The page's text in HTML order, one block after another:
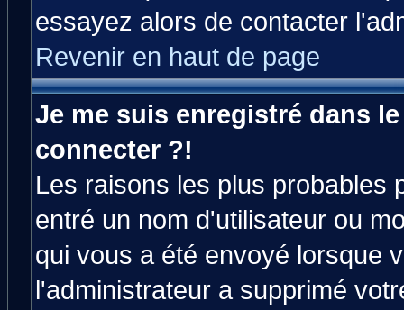
essayez alors de contacter
Revenir en haut de page
Je me suis enregistré dans
connecter ?!
Les raisons les plus probables
entré un nom d'utilisateur ou
qui vous a été envoyé lorsque
l'administrateur a supprimé